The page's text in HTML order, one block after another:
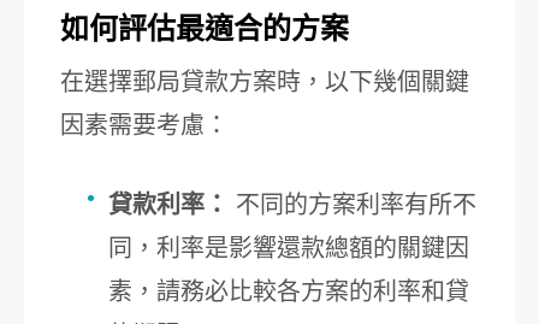
如何評估最適合的方案
在選擇郵局貸款方案時，以下幾個關鍵
因素需要考慮：
貸款利率：
不同的方案利率有所不
同，利率是影響還款總額的關鍵因
素，請務必比較各方案的利率和貸